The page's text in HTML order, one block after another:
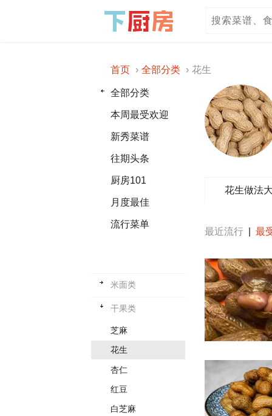
首页 全部分类 花生
全部分类
本周最受欢迎
新秀菜谱
往期头条
厨房101
月度最佳
流行菜单
米面类
干果类
芝麻
花生
杏仁
红豆
白芝麻
花生做法
最近流行 最